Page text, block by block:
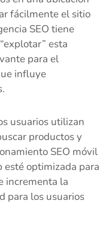
fácilmente el sitio
SEO tiene
esta
para el
influye
usuarios utilizan
productos y
SEO móvil
esté optimizada para
incrementa la
para los usuarios